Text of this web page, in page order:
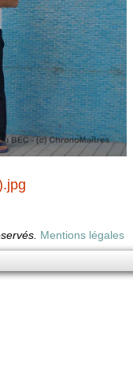
Mentions légales